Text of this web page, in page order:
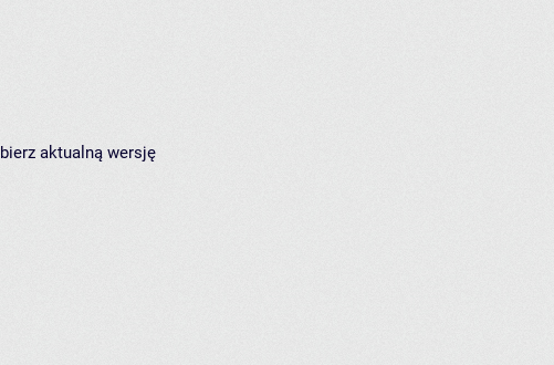
aktualną wersję